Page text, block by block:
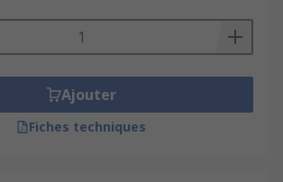
Ajouter
Fiches techniques